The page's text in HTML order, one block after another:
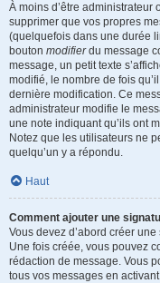
À moins d’être administrateur
supprimer que vos propres
(quelquefois dans une durée
bouton modifierdu message
message, un petit texte
modifié, le nombre de fois
dernière modification. Ce
administrateur modifie le
une note indiquant qu’ils ont
Notez que les utilisateurs ne
quelqu’un y a répondu.
Haut
Comment ajouter une
Vous devez d’abord créer
Une fois créée, vous pouvez
rédaction de message. Vous
tous vos messages en